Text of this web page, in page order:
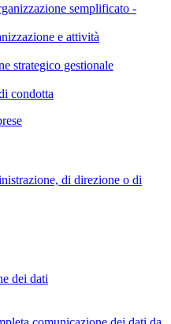
semplificato -
e attività
strategico gestionale
condotta
di direzione o di
dei dati